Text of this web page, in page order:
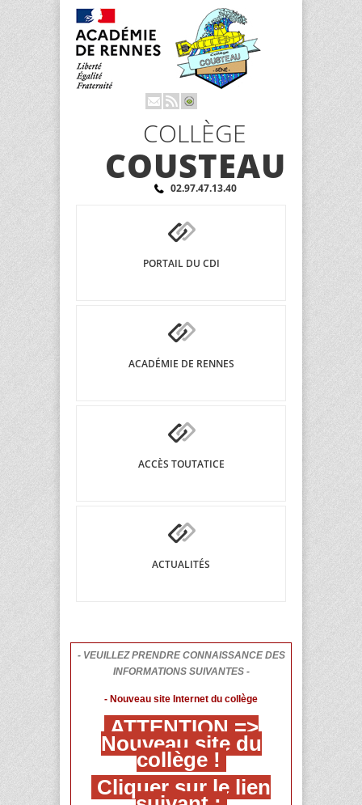
COLLÈGE
COUSTEAU
02.97.47.13.40
PORTAIL DU CDI
ACADÉMIE DE RENNES
ACCÈS TOUTATICE
ACTUALITÉS
- VEUILLEZ PRENDRE CONNAISSANCE DES
INFORMATIONS SUIVANTES -
- Nouveau site Internet du collège
ATTENTION =>
Nouveau site du
collège !
Cliquer sur le lien